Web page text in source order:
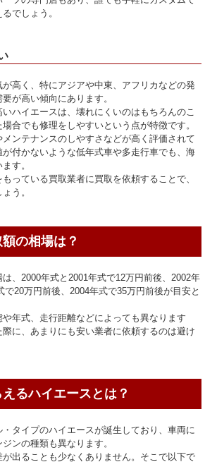
でしょう。
高く、特にアジアや中東、アフリカなどの発
が高い傾向にあります。
ハイエースは、壊れにくいのはもちろんのこ
合でも修理をしやすいという点が特徴です。
ンテナンスのしやすさなどが高く評価されて
付かないような低年式車や多走行車でも、海
す。
っている買取業者に買取を依頼することで、
う。
の相場は？
、2000年式と2001年式で12万円前後、2002年
で20万円前後、2004年式で35万円前後が目安と
年式、走行距離などによっても異なります
に、あまりにも安い業者に依頼するのは避け
るハイエースとは？
タイプのハイエースが誕生しており、車両に
ンの種類も異なります。
出ることも少なくありません。そこで以下で